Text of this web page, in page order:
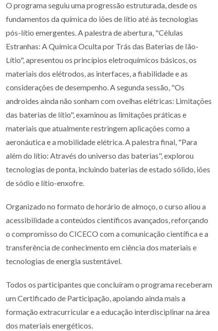
O programa seguiu uma progressão estruturada, desde os
fundamentos da química do iões de lítio até às tecnologias
pós-lítio emergentes. A palestra de abertura, "Células
Estranhas: A Química Oculta por Trás das Baterias de Ião-
Lítio", apresentou os princípios eletroquímicos básicos, os
materiais dos elétrodos, as interfaces, a fiabilidade e as
considerações de desempenho. A segunda sessão, "Os
androides ainda não sonham com ovelhas elétricas: Limitações
das baterias de lítio", examinou as limitações práticas e
materiais que atualmente restringem aplicações como a
aeronáutica e a mobilidade elétrica. A palestra final, "Para
além do lítio: Através do universo das baterias", explorou
tecnologias de ponta, incluindo baterias de estado sólido, iões
de sódio e lítio-enxofre.
Organizado no formato de horário de almoço, o curso aliou a
acessibilidade a conteúdos científicos avançados, reforçando
o compromisso do CICECO com a comunicação científica e a
transferência de conhecimento em ciência dos materiais e
tecnologias de energia sustentável.
Todos os participantes que concluíram o programa receberam
um Certificado de Participação, apoiando ainda mais a
formação extracurricular e a educação interdisciplinar na área
dos materiais energéticos.